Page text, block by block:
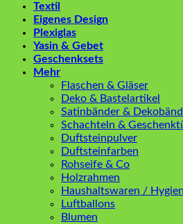
Textil
Eigenes Design
Plexiglas
Yasin & Gebet
Geschenksets
Mehr
Flaschen & Gläser
Deko & Bastelartikel
Satinbänder &
Schachteln &
Duftsteinpulver
Duftsteinfarben
Rohseife & Co
Holzrahmen
Haushaltswaren /
Luftballons
Blumen